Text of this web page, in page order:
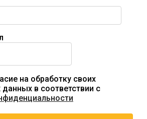
на обработку своих
в соответствии с